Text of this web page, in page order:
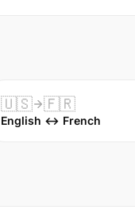
🇺🇸 🇫🇷
English ↔ French